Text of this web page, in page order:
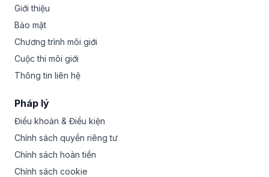
Giới thiệu
Bảo mật
Chương trình môi giới
Cuộc thi môi giới
Thông tin liên hệ
Pháp lý
Điều khoản & Điều kiện
Chính sách quyền riêng tư
Chính sách hoàn tiền
Chính sách cookie